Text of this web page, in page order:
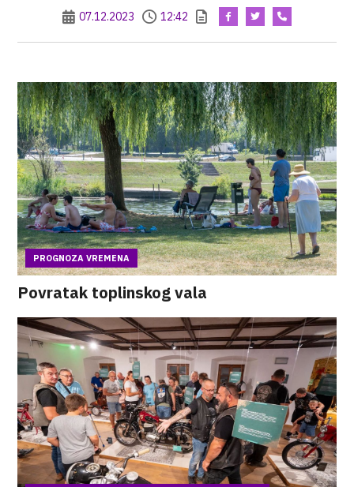
07.12.2023 12:42
PROGNOZA VREMENA
Povratak toplinskog vala